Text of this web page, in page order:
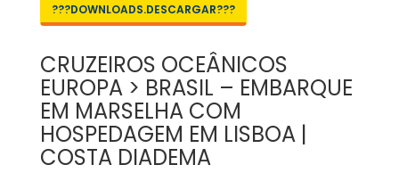
???DOWNLOADS.DESCARGAR???
CRUZEIROS OCEÂNICOS
EUROPA > BRASIL – EMBARQUE
EM MARSELHA COM
HOSPEDAGEM EM LISBOA |
COSTA DIADEMA